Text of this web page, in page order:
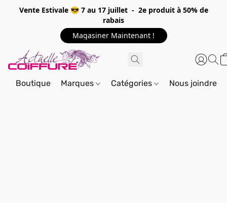
Vente Estivale 😎 7 au 17 juillet - 2e produit à 50% de
rabais
Magasiner Maintenant !
Boutique Marques Catégories Nous joindre